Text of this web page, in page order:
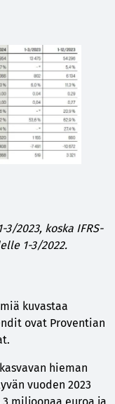
2023, koska IFRS-
1-3/2022.
kuvastaa
ovat Proventian
hieman
vuoden 2023